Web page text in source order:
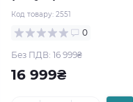
Код товару: 2551
0
Без ПДВ: 16 999₴
16 999₴